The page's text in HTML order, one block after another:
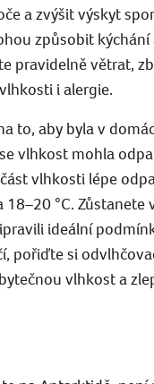
a zvýšit výskyt
způsobit kýchání
pravidelně větrat,
i alergie.
to, aby byla v
vlhkost mohla
vlhkosti lépe
°C. Zůstanete
ideální
pořiďte si
vlhkost a